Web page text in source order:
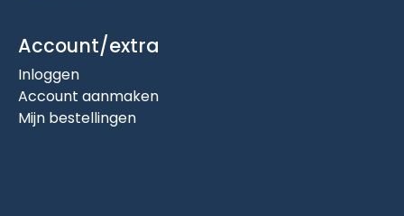
Account/extra
Inloggen
Account aanmaken
Mijn bestellingen